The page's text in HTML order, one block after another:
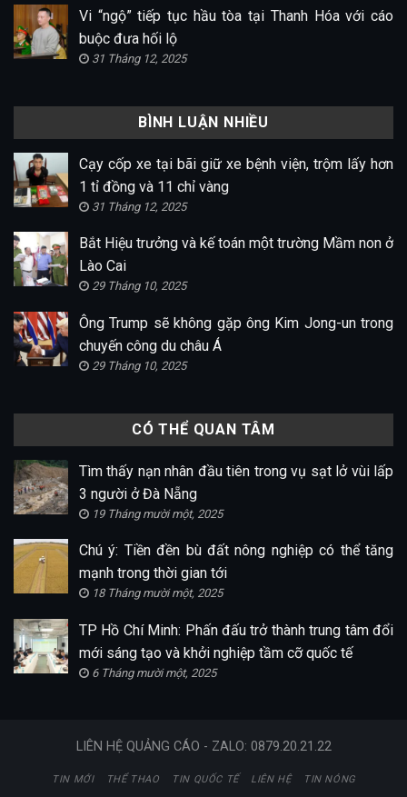
Vi “ngộ” tiếp tục hầu tòa tại Thanh Hóa với cáo
buộc đưa hối lộ
31 Tháng 12, 2025
BÌNH LUẬN NHIỀU
Cạy cốp xe tại bãi giữ xe bệnh viện, trộm lấy hơn
1 tỉ đồng và 11 chỉ vàng
31 Tháng 12, 2025
Bắt Hiệu trưởng và kế toán một trường Mầm non ở
Lào Cai
29 Tháng 10, 2025
Ông Trump sẽ không gặp ông Kim Jong-un trong
chuyến công du châu Á
29 Tháng 10, 2025
CÓ THỂ QUAN TÂM
Tìm thấy nạn nhân đầu tiên trong vụ sạt lở vùi lấp
3 người ở Đà Nẵng
19 Tháng mười một, 2025
Chú ý: Tiền đền bù đất nông nghiệp có thể tăng
mạnh trong thời gian tới
18 Tháng mười một, 2025
TP Hồ Chí Minh: Phấn đấu trở thành trung tâm đổi
mới sáng tạo và khởi nghiệp tầm cỡ quốc tế
6 Tháng mười một, 2025
LIÊN HỆ QUẢNG CÁO - ZALO: 0879.20.21.22
TIN MỚI THỂ THAO TIN QUỐC TẾ LIÊN HỆ TIN NÓNG